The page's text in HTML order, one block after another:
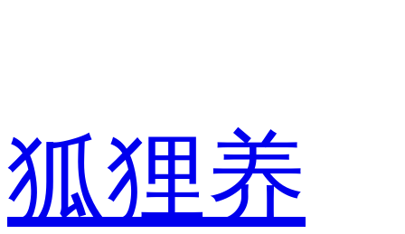
狐狸养